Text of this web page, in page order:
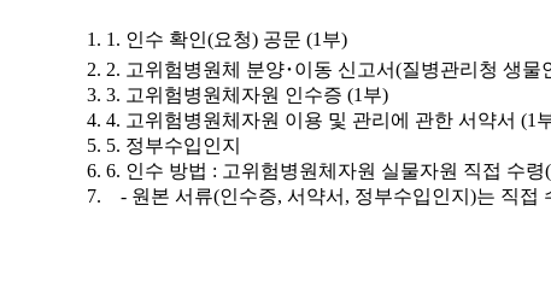
1. 인수 확인(요청) 공문 (1부)
2. 고위험병원체 분양･이동 신고서(질병관리청 생물
3. 고위험병원체자원 인수증 (1부)
4. 고위험병원체자원 이용 및 관리에 관한 서약서 (1
5. 정부수입인지
6. 인수 방법 : 고위험병원체자원 실물자원 직접 수
- 원본 서류(인수증, 서약서, 정부수입인지)는 직접